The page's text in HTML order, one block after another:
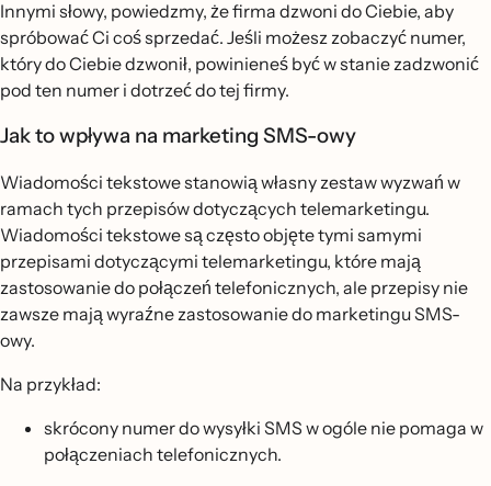
Innymi słowy, powiedzmy, że firma dzwoni do Ciebie, aby
spróbować Ci coś sprzedać. Jeśli możesz zobaczyć numer,
który do Ciebie dzwonił, powinieneś być w stanie zadzwonić
pod ten numer i dotrzeć do tej firmy.
Jak to wpływa na marketing SMS-owy
Wiadomości tekstowe stanowią własny zestaw wyzwań w
ramach tych przepisów dotyczących telemarketingu.
Wiadomości tekstowe są często objęte tymi samymi
przepisami dotyczącymi telemarketingu, które mają
zastosowanie do połączeń telefonicznych, ale przepisy nie
zawsze mają wyraźne zastosowanie do marketingu SMS-
owy.
Na przykład:
skrócony numer do wysyłki SMS w ogóle nie pomaga w
połączeniach telefonicznych.